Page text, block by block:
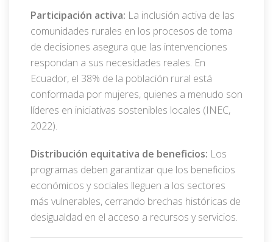
Participación activa: La inclusión activa de las
comunidades rurales en los procesos de toma
de decisiones asegura que las intervenciones
respondan a sus necesidades reales. En
Ecuador, el 38% de la población rural está
conformada por mujeres, quienes a menudo son
líderes en iniciativas sostenibles locales (INEC,
2022).
Distribución equitativa de beneficios: Los
programas deben garantizar que los beneficios
económicos y sociales lleguen a los sectores
más vulnerables, cerrando brechas históricas de
desigualdad en el acceso a recursos y servicios.